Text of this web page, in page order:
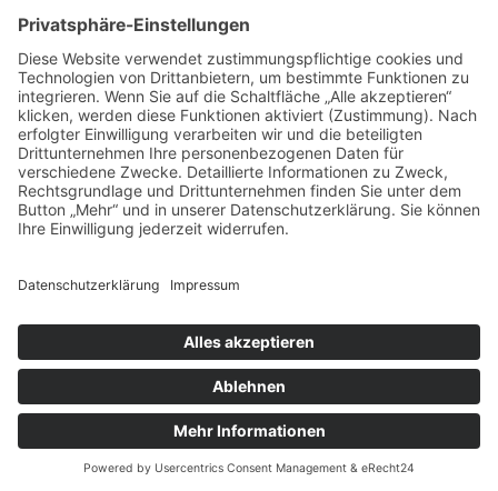
vorpommerncloud ist eine Marke der:
msisdesign. GmbH & Co. KGAlte Dorfstraße 19 a
17392 BoldekowDeutschland
Wir bieten flexible, sichere und zukunftsfähige IT-
Lösungen für Unternehmen, öffentliche
Einrichtungen und Ämter – regional betreut,
zuverlässig umgesetzt und individuell auf Ihre
Anforderungen abgestimmt. →